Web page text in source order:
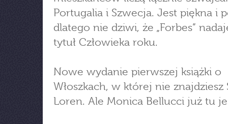
Portugalia i Szwecja. Jest piękna i
dlatego nie dziwi, że „Forbes”
tytuł Człowieka roku.
Nowe wydanie pierwszej książki o
Włoszkach, w której nie znajdziesz
Loren. Ale Monica Bellucci już tu